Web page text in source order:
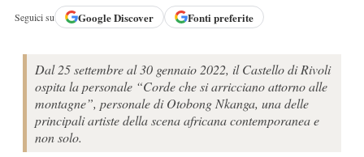
Seguici su GoogleDiscover Fonti preferite
Dal 25 settembre al 30 gennaio 2022, il Castello di Rivoli
ospita la personale “Corde che si arricciano attorno alle
montagne”, personale di Otobong Nkanga, una delle
principali artiste della scena africana contemporanea e
non solo.